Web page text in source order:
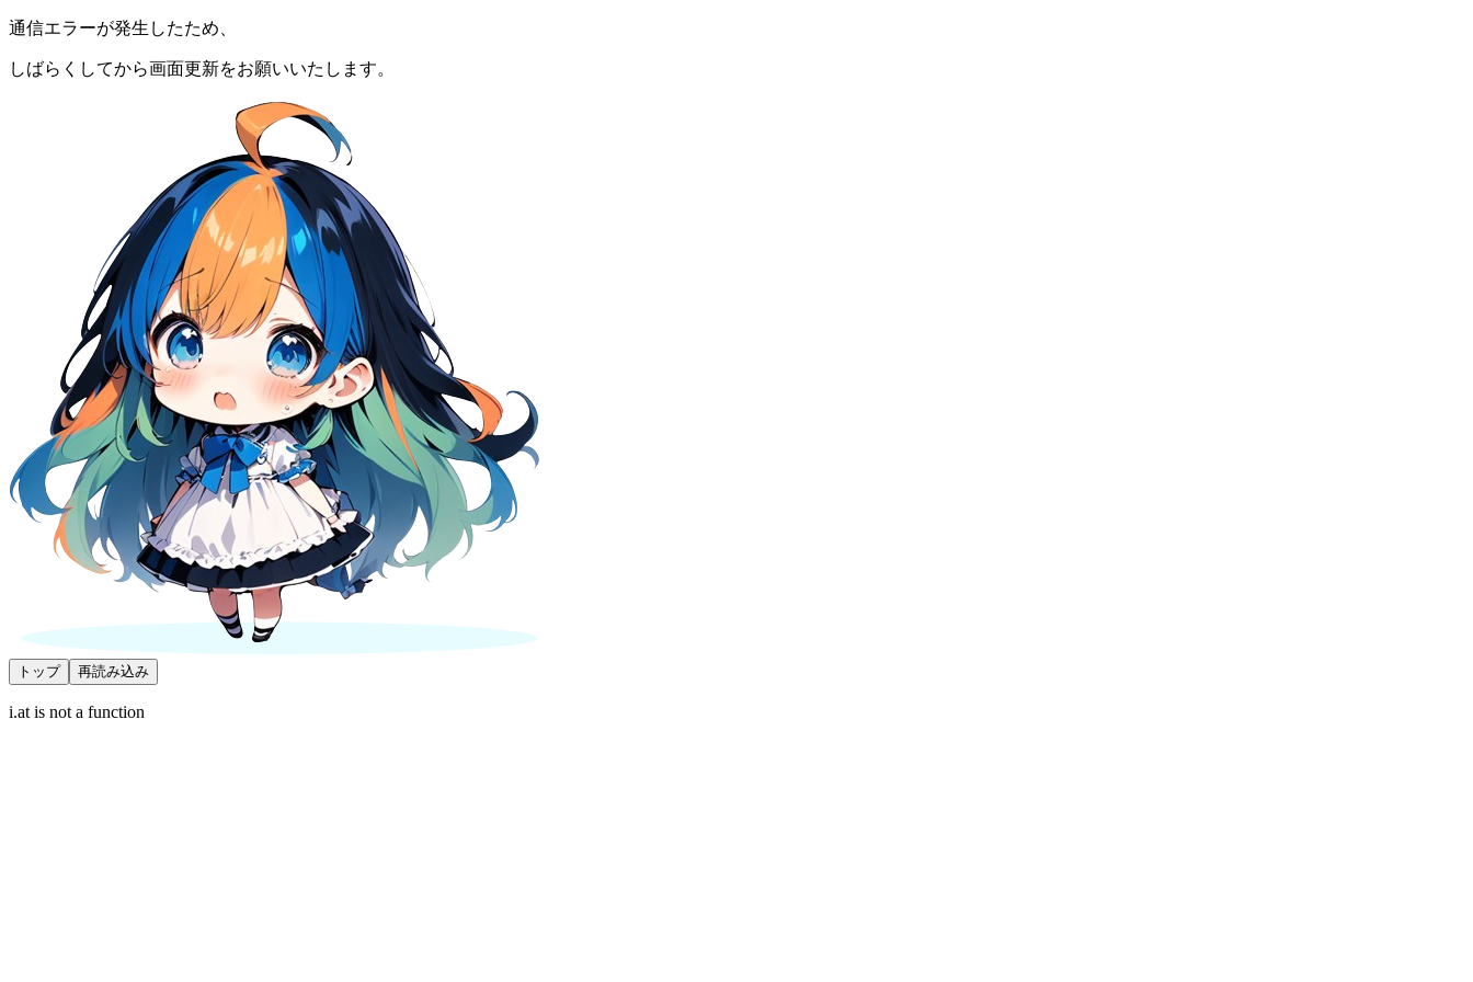
通信エラーが発生したため、
しばらくしてから画面更新をお願いいたします。
トップ 再読み込み
i.at is not a function